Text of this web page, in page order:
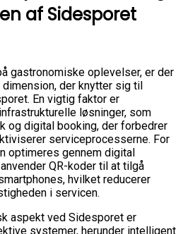
af Sidesporet
gastronomiske oplevelser, er der
der knytter sig til
En vigtig faktor er
løsninger, som
og digital booking, der forbedrer
serviceprocesserne. For
optimeres gennem digital
QR-koder til at tilgå
hvilket reducerer
i servicen.
aspekt ved Sidesporet er
systemer, herunder intelligent